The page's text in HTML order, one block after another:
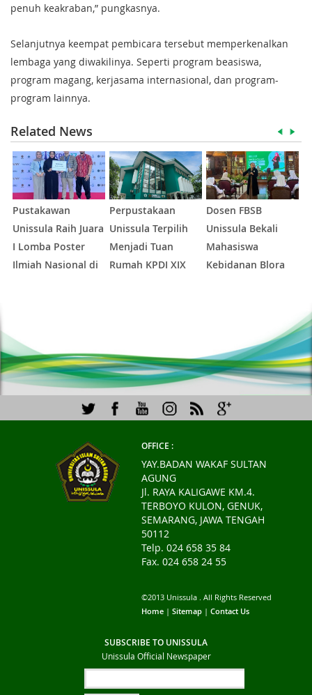
penuh keakraban,” pungkasnya.
Selanjutnya keempat pembicara tersebut memperkenalkan
lembaga yang diwakilinya. Seperti program beasiswa,
program magang, kerjasama internasional, dan program-
program lainnya.
Related News
Pustakawan
Unissula Raih Juara
I Lomba Poster
Ilmiah Nasional di
Perpustakaan
Unissula Terpilih
Menjadi Tuan
Rumah KPDI XIX
Dosen FBSB
Unissula Bekali
Mahasiswa
Kebidanan Blora
OFFICE :
YAY.BADAN WAKAF SULTAN
AGUNG
Jl. RAYA KALIGAWE KM.4.
TERBOYO KULON, GENUK,
SEMARANG, JAWA TENGAH
50112
Telp. 024 658 35 84
Fax. 024 658 24 55
©2013 Unissula . All Rights Reserved
Home |Sitemap |Contact Us
SUBSCRIBE TO UNISSULA
Unissula Official Newspaper